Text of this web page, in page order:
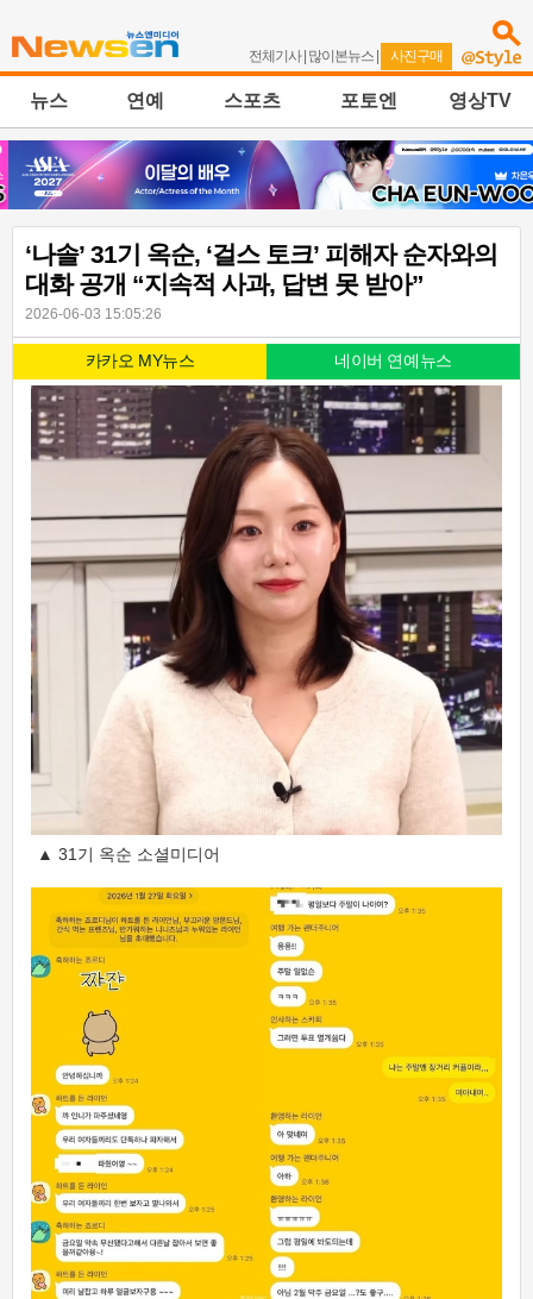
전체기사| 많이본뉴스 | 사진구매
뉴스 연예 스포츠 포토엔 영상TV
‘나솔’ 31기 옥순, ‘걸스 토크’ 피해자 순자와의
대화 공개 “지속적 사과, 답변 못 받아”
2026-06-03 15:05:26
카카오 MY뉴스 네이버 연예뉴스
▲ 31기 옥순 소셜미디어